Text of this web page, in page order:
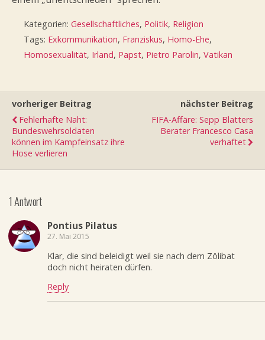
Kategorien: Gesellschaftliches, Politik, Religion
Tags: Exkommunikation, Franziskus, Homo-Ehe,
Homosexualität, Irland, Papst, Pietro Parolin, Vatikan
vorheriger Beitrag
Fehlerhafte Naht:
Bundeswehrsoldaten
können im Kampfeinsatz ihre
Hose verlieren
nächster Beitrag
FIFA-Affäre: Sepp Blatters
Berater Francesco Casa
verhaftet
1 Antwort
Pontius Pilatus
27. Mai 2015
Klar, die sind beleidigt weil sie nach dem Zölibat
doch nicht heiraten dürfen.
Reply